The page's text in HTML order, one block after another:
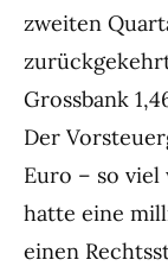
zweiten
Grossbank
Der
Euro – so
hatte eine
einen